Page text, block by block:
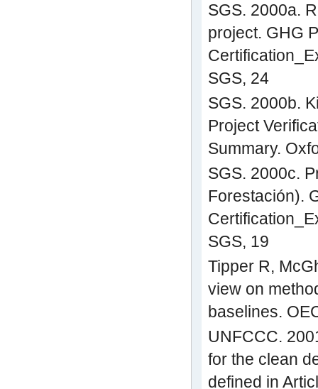
SGS. 2000a.
project. GHG
SGS, 24
SGS. 2000b.
Project
Summary.
SGS. 2000c.
Forestación).
SGS, 19
Tipper R,
view on
baselines.
UNFCCC.
for the clean
defined in